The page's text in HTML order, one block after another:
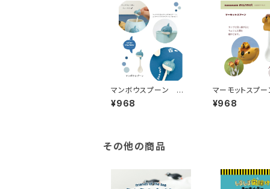
マンボウスプーン MG
-16882
¥968
マーモットスプ
G-95712
¥968
その他の商品